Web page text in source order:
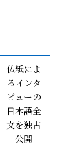
仏紙によ
るインタ
ビューの
日本語全
文を独占
公開